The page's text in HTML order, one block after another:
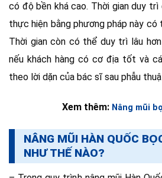
có độ bền khá cao. Thời gian duy
thực hiện bằng phương pháp này có
Thời gian còn có thể duy trì lâu
nếu khách hàng có cơ địa tốt và
theo lời dặn của bác sĩ sau phẫu
Xem thêm: Nâng mũi
NÂNG MŨI HÀN QUỐC
NHƯ THẾ NÀO?